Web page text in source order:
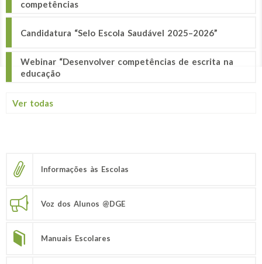
competências
Candidatura “Selo Escola Saudável 2025–2026”
Webinar “Desenvolver competências de escrita na
educação
Ver todas
Informações às Escolas
Voz dos Alunos @DGE
Manuais Escolares